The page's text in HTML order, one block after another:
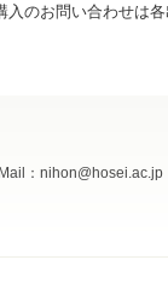
入のお問い合わせは
Mail：nihon@hosei.ac.jp